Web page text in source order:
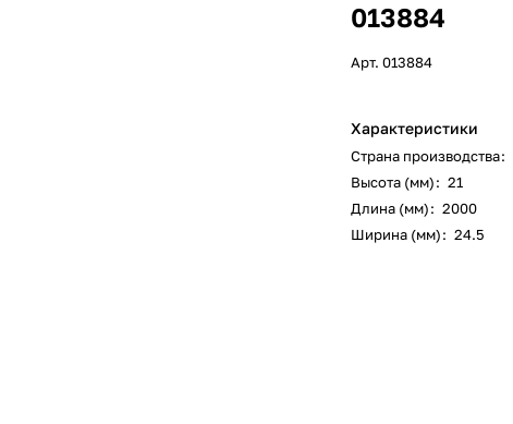
013884
Арт. 013884
Характеристики
Страна производства:
Высота (мм): 21
Длина (мм): 2000
Ширина (мм): 24.5